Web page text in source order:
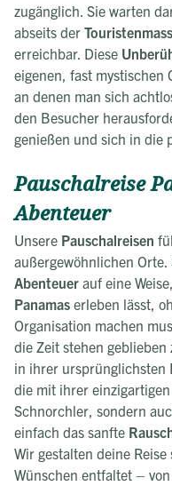
zugänglich. Sie warten
abseits der
erreichbar. Diese
eigenen, fast mystischen
an denen man sich
den Besucher
genießen und sich in die
Pauschalreise
Abenteuer
Unsere Pauschalreisen
außergewöhnlichen Orte.
Abenteuer auf eine
Panamas erleben lässt,
Organisation machen
die Zeit stehen
in ihrer ursprünglichsten
die mit ihrer
Schnorchler, sondern
einfach das sanfte
Wir gestalten deine
Wünschen entfaltet –